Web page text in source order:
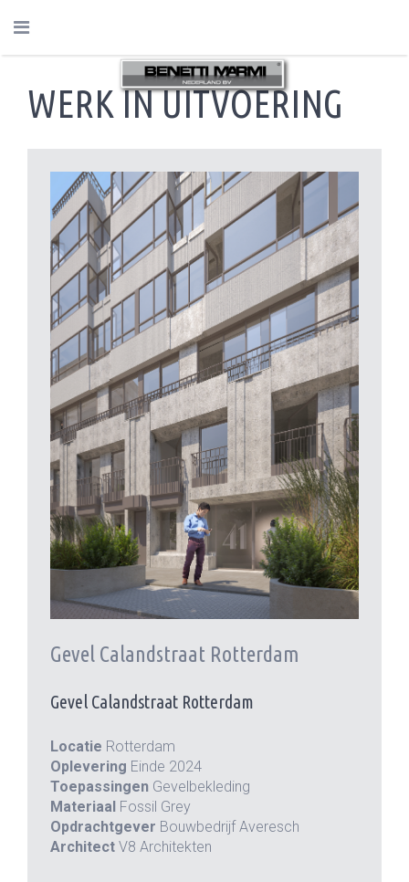
WERK IN UITVOERING
Gevel Calandstraat Rotterdam
Gevel Calandstraat Rotterdam
Locatie Rotterdam
Oplevering Einde 2024
Toepassingen Gevelbekleding
Materiaal Fossil Grey
Opdrachtgever Bouwbedrijf Averesch
Architect V8 Architekten